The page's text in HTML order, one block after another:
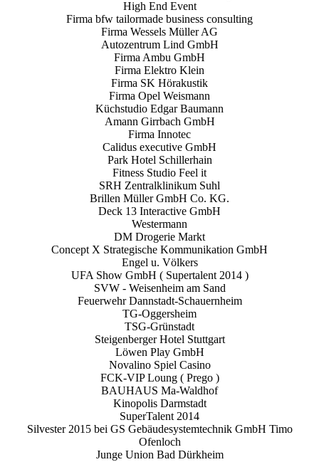
High End Event
Firma bfw tailormade business consulting
Firma Wessels Müller AG
Autozentrum Lind GmbH
Firma Ambu GmbH
Firma Elektro Klein
Firma SK Hörakustik
Firma Opel Weismann
Küchstudio Edgar Baumann
Amann Girrbach GmbH
Firma Innotec
Calidus executive GmbH
Park Hotel Schillerhain
Fitness Studio Feel it
SRH Zentralklinikum Suhl
Brillen Müller GmbH Co. KG.
Deck 13 Interactive GmbH
Westermann
DM Drogerie Markt
Concept X Strategische Kommunikation GmbH
Engel u. Völkers
UFA Show GmbH ( Supertalent 2014 )
SVW - Weisenheim am Sand
Feuerwehr Dannstadt-Schauernheim
TG-Oggersheim
TSG-Grünstadt
Steigenberger Hotel Stuttgart
Löwen Play GmbH
Novalino Spiel Casino
FCK-VIP Loung ( Prego )
BAUHAUS Ma-Waldhof
Kinopolis Darmstadt
SuperTalent 2014
Silvester 2015 bei GS Gebäudesystemtechnik GmbH Timo
Ofenloch
Junge Union Bad Dürkheim